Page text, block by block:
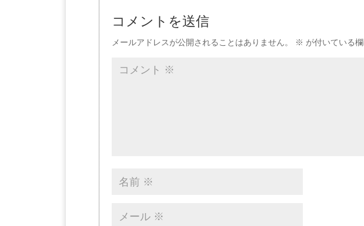
コメントを送信
メールアドレスが公開されることはありません。 ※ が付いている